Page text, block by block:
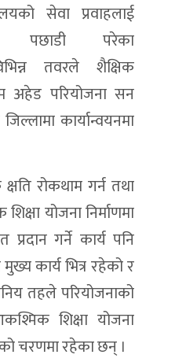
सेवा प्रवाहलाई
पछाडी परेका
तवरले शैक्षिक
अहेड परियोजना सन
कार्यान्वयनमा
रोकथाम गर्न तथा
योजना निर्माणमा
गर्ने कार्य पनि
कार्य भित्र रहेको र
तहले परियोजनाको
शिक्षा योजना
चरणमा रहेका छन् ।